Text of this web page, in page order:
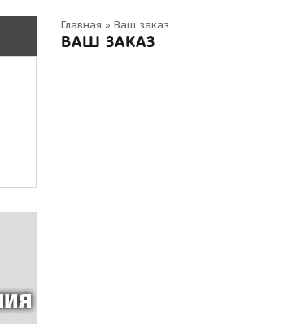
Главная »Ваш заказ
ВАШ ЗАКАЗ